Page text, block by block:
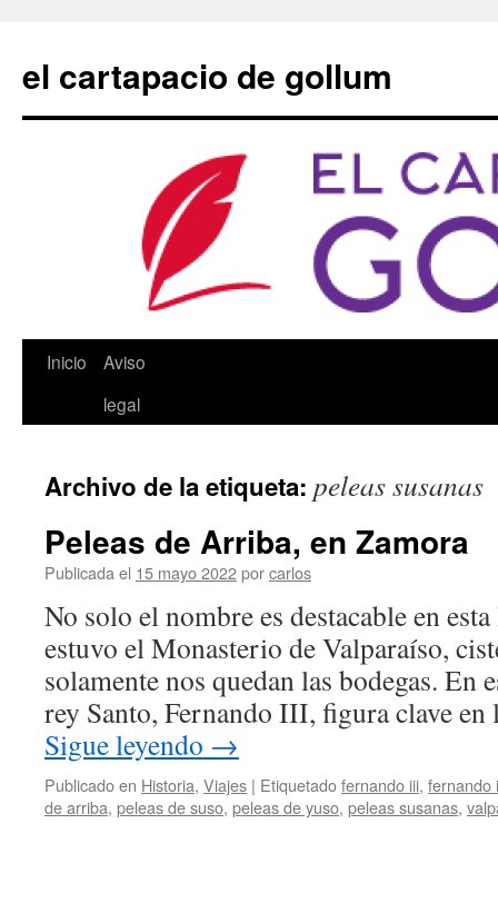
contenido
el cartapacio de gollum
Inicio
Aviso
legal
Archivo de la etiqueta: peleas susanas
Peleas de Arriba, en Zamora
Publicada el 15 mayo 2022porcarlos
No solo el nombre es destacable en
estuvo el Monasterio de Valparaíso,
solamente nos quedan las bodegas. En
rey Santo, Fernando III, figura clave
Sigue leyendo →
Publicado en Historia, Viajes | Etiquetadofernando iii, fernando
de arriba, peleas de suso, peleas de yuso, peleas susanas,